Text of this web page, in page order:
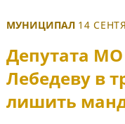
МУНИЦИПАЛ 14
Депутата
Лебедеву в
лишить